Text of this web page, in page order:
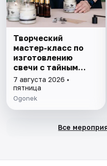
Творческий
мастер-класс по
изготовлению
свечи с тайным
посланием
7 августа 2026 •
пятница
Ogonek
Все